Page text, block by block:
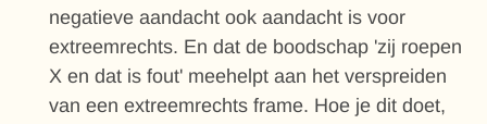
negatieve aandacht ook aandacht is voor
extreemrechts. En dat de boodschap 'zij roepen
X en dat is fout' meehelpt aan het verspreiden
van een extreemrechts frame. Hoe je dit doet,